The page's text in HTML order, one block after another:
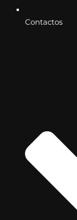
Contactos